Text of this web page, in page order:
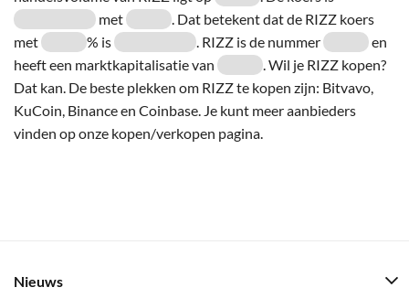
met
. Dat betekent dat de RIZZ koers
met
% is . RIZZ is de nummer
en
heeft een marktkapitalisatie van
. Wil je RIZZ kopen?
Dat kan. De beste plekken om RIZZ te kopen zijn: Bitvavo,
KuCoin, Binance en Coinbase. Je kunt meer aanbieders
vinden op onze kopen/verkopen pagina.
Nieuws